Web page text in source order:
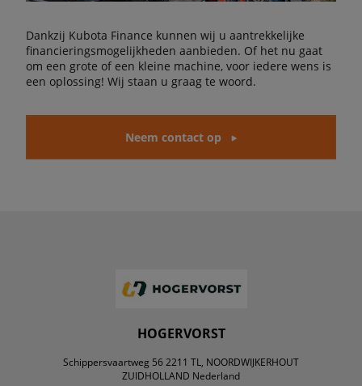
Dankzij Kubota Finance kunnen wij u aantrekkelijke
financieringsmogelijkheden aanbieden. Of het nu gaat
om een grote of een kleine machine, voor iedere wens is
een oplossing! Wij staan u graag te woord.
Neem contact op
HOGERVORST
Schippersvaartweg 56 2211 TL, NOORDWIJKERHOUT
ZUIDHOLLAND Nederland